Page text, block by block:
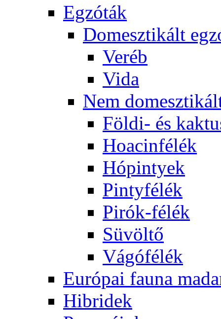
Egzóták
Domesztikált
Veréb
Vida
Nem
Földi- és
Hoacinfélék
Hópintyek
Pintyfélék
Pirók-félék
Süvöltő
Vágófélék
Európai fauna
Hibridek